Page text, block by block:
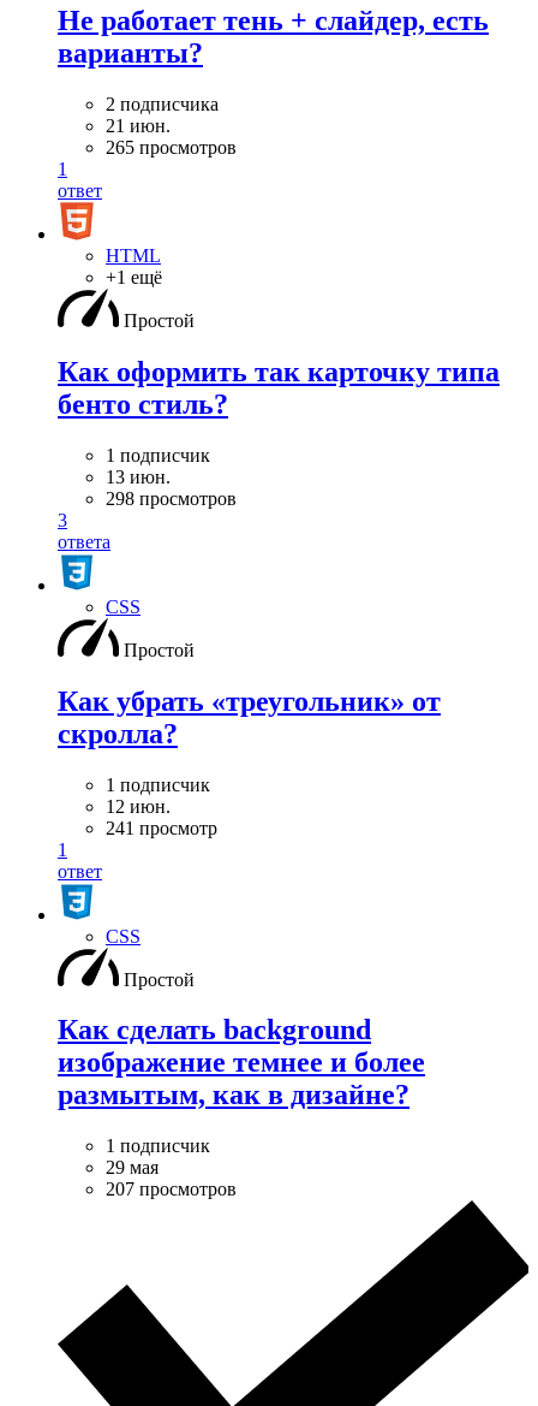
Не работает тень + слайдер, есть
варианты?
2 подписчика
21 июн.
265 просмотров
1
ответ
HTML
+1 ещё
Простой
Как оформить так карточку типа
бенто стиль?
1 подписчик
13 июн.
298 просмотров
3
ответа
CSS
Простой
Как убрать «треугольник» от
скролла?
1 подписчик
12 июн.
241 просмотр
1
ответ
CSS
Простой
Как сделать background
изображение темнее и более
размытым, как в дизайне?
1 подписчик
29 мая
207 просмотров